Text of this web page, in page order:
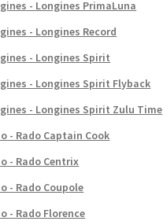
- Longines PrimaLuna
- Longines Record
- Longines Spirit
- Longines Spirit Flyback
- Longines Spirit Zulu Time
- Rado Captain Cook
- Rado Centrix
- Rado Coupole
- Rado Florence